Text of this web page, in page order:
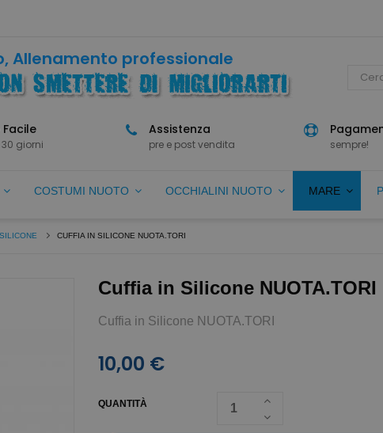
Allenamento professionale
Facile
giorni
Assistenza
pre e post vendita sempre!
COSTUMI NUOTO OCCHIALINI NUOTO MARE
CUFFIA IN SILICONE NUOTA.TORI
Cuffia in Silicone NUOTA.TORI
Cuffia in Silicone NUOTA.TORI
10,00 €
QUANTITÀ